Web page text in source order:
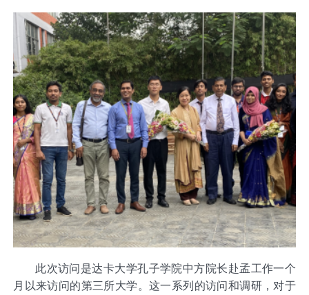
此次访问是达卡大学孔子学院中方院长赴孟工作一个
月以来访问的第三所大学。这一系列的访问和调研， 对于